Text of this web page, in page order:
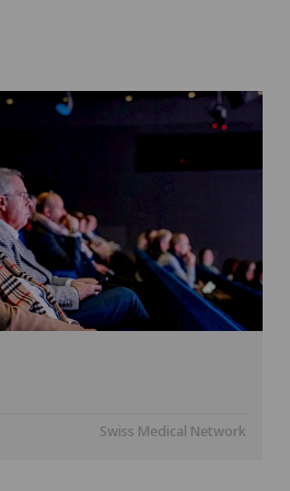
Swiss Medical Network